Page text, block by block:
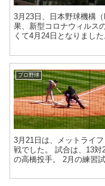
3月23日、日本野球機構
果、新型コロナウィルス
くて4月24日となりまし
プロ野球
3月21日は、メットライ
戦でした。 試合は、13対
の高橋投手。 2月の練習